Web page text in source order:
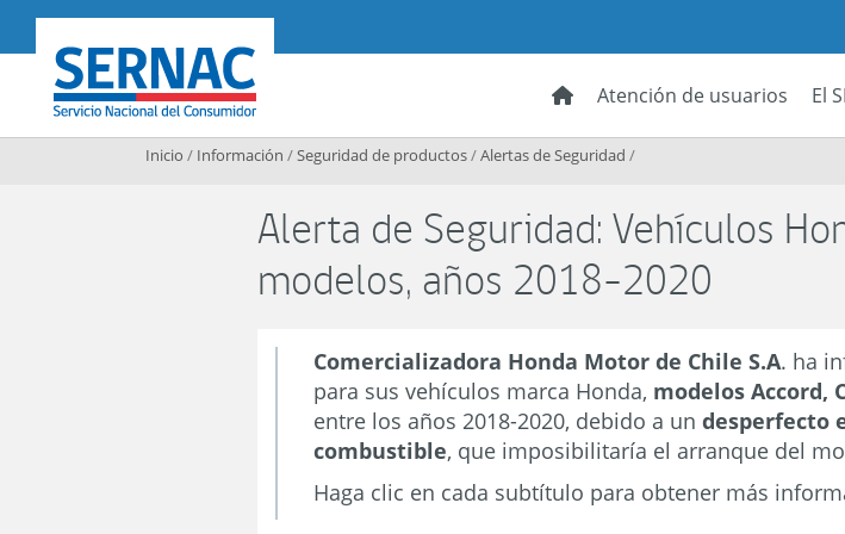
SERNAC
Atención de usuarios El
Inicio / Información /Seguridad de productos/Alertas de Seguridad /
Alerta de Seguridad: Vehículos
modelos, años 2018-2020
Comercializadora Honda Motor de Chile S.A. ha
para sus vehículos marca Honda, modelos Accord,
entre los años 2018-2020, debido a undesperfecto
combustible, que imposibilitaría el arranque del
Haga clic en cada subtítulo para obtener más